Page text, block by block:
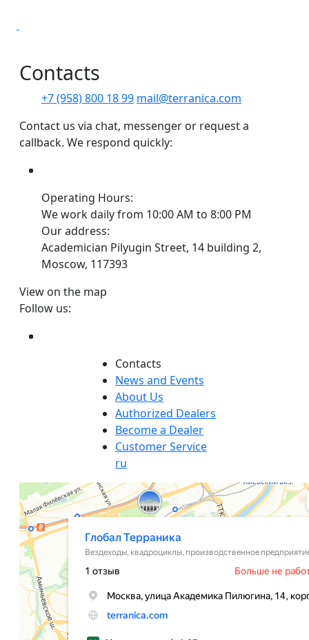
Сontacts
+7 (958) 800 18 99 mail@terranica.com
Contact us via chat, messenger or request a
callback. We respond quickly:
Operating Hours:
We work daily from 10:00 AM to 8:00 PM
Our address:
Academician Pilyugin Street, 14 building 2,
Moscow, 117393
View on the map
Follow us:
Сontacts
News and Events
About Us
Authorized Dealers
Become a Dealer
Customer Service
ru